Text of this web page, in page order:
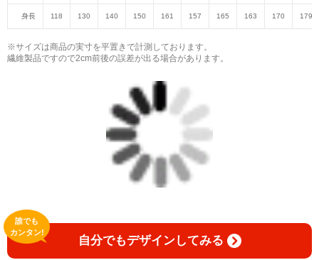
身長 118 130 140 150 161 157 165 163 170 179
※サイズは商品の実寸を平置きで計測しております。
繊維製品ですので2cm前後の誤差が出る場合があります。
自分でもデザインしてみる
誰でも
カンタン!